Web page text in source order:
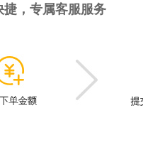
，专属客服服务